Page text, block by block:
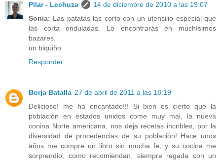
Pilar - Lechuza
14 de diciembre de 2010 a las 19:07
Sonia: Las patatas las corto con un utensilio especial que
las corta onduladas. Lo encontrarás en muchísimos
bazares.
un biquiño
Responder
Borja Batalla 27 de abril de 2011 a las 18:19
Delicioso! me ha encantado!!! Si bien es cierto que la
población en estados unidos come muy mal, la nueva
conina Norte americana, nos deja recetas incribles, por la
diversidad de procedencias de su población! Hace unos
años me compre un libro sin mucha fe, y su cocina me
sorprendio, como recomiendan, siempre regada con un